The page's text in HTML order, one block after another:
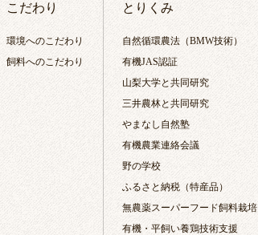
こだわり
環境へのこだわり
飼料へのこだわり
とりくみ
自然循環農法（BMW技術）
有機JAS認証
山梨大学と共同研究
三井農林と共同研究
やまなし自然塾
有機農業連絡会議
野の学校
ふるさと納税（特産品）
無農薬スーパーフード飼料栽培
有機・平飼い養鶏技術支援